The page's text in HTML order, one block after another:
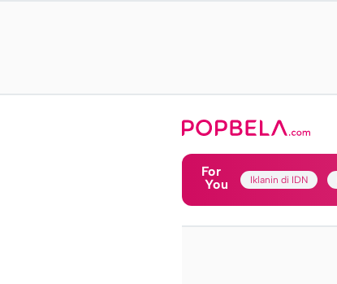
For
You
Iklanin di IDN